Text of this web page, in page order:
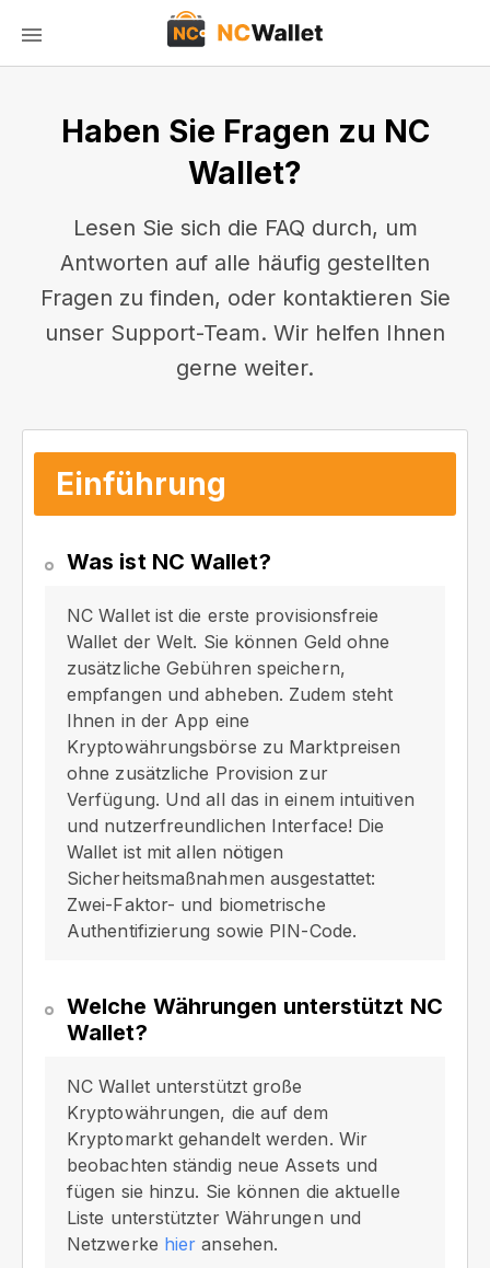
Haben Sie Fragen zu NC
Wallet?
Lesen Sie sich die FAQ durch, um
Antworten auf alle häufig gestellten
Fragen zu finden, oder kontaktieren Sie
unser Support-Team. Wir helfen Ihnen
gerne weiter.
Einführung
Was ist NC Wallet?
NC Wallet ist die erste provisionsfreie
Wallet der Welt. Sie können Geld ohne
zusätzliche Gebühren speichern,
empfangen und abheben. Zudem steht
Ihnen in der App eine
Kryptowährungsbörse zu Marktpreisen
ohne zusätzliche Provision zur
Verfügung. Und all das in einem intuitiven
und nutzerfreundlichen Interface! Die
Wallet ist mit allen nötigen
Sicherheitsmaßnahmen ausgestattet:
Zwei-Faktor- und biometrische
Authentifizierung sowie PIN-Code.
Welche Währungen unterstützt NC
Wallet?
NC Wallet unterstützt große
Kryptowährungen, die auf dem
Kryptomarkt gehandelt werden. Wir
beobachten ständig neue Assets und
fügen sie hinzu. Sie können die aktuelle
Liste unterstützter Währungen und
Netzwerke hier ansehen.